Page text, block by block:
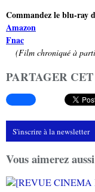
Commandez le blu-ray
Amazon
Fnac
(Film chroniqué à
PARTAGER
S'inscrire à la newsletter
Vous aimerez